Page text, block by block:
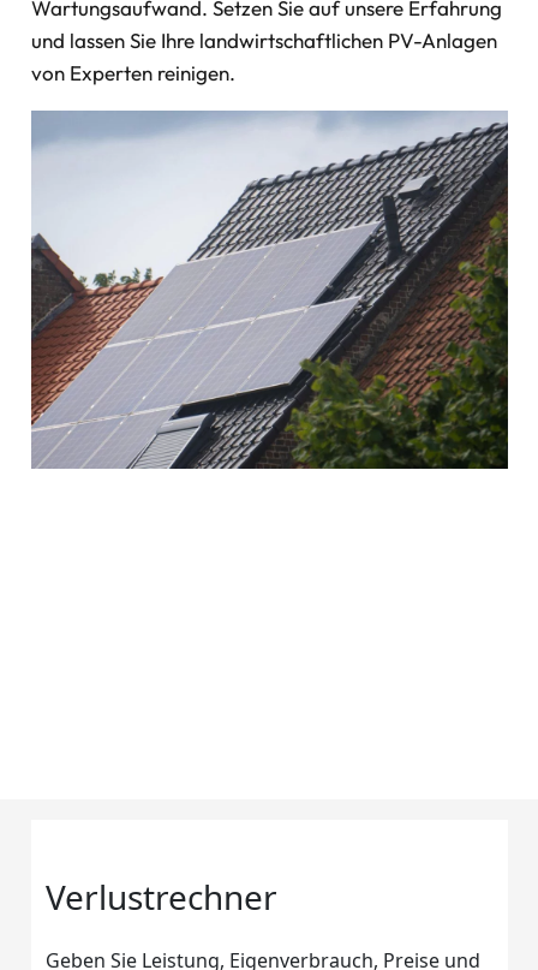
Wartungsaufwand. Setzen Sie auf unsere Erfahrung
und lassen Sie Ihre landwirtschaftlichen PV-Anlagen
von Experten reinigen.